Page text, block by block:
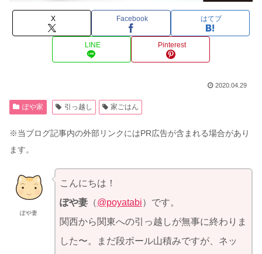
X Facebook はてブ
LINE Pinterest
2020.04.29
ぽや家 引っ越し 家ごはん
※当ブログ記事内の外部リンクにはPR広告が含まれる場合があり
ます。
ぽや妻
こんにちは！
ぽや妻（@poyatabi）です。
関西から関東への引っ越しが無事に終わりま
した〜。まだ段ボール山積みですが、ネッ